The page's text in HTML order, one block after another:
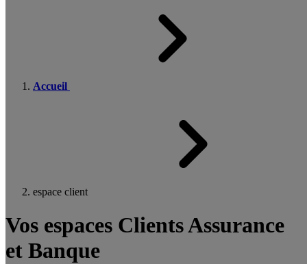
Accueil
espace client
Vos espaces Clients Assurance
et Banque